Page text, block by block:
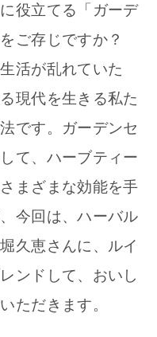
役立てる「ガーデ
ご存じですか？
活が乱れていた
現代を生きる私た
です。ガーデンセ
て、ハーブティー
まざまな効能を手
今回は、ハーバル
久恵さんに、ルイ
ンドして、おいし
ただきます。